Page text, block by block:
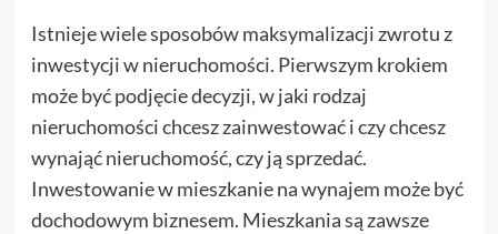
Istnieje wiele sposobów maksymalizacji zwrotu z
inwestycji w nieruchomości. Pierwszym krokiem
może być podjęcie decyzji, w jaki rodzaj
nieruchomości chcesz zainwestować i czy chcesz
wynająć nieruchomość, czy ją sprzedać.
Inwestowanie w mieszkanie na wynajem może być
dochodowym biznesem. Mieszkania są zawsze